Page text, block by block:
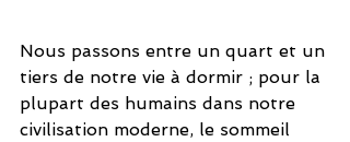
Nous passons entre un quart et un
tiers de notre vie à dormir ; pour la
plupart des humains dans notre
civilisation moderne, le sommeil